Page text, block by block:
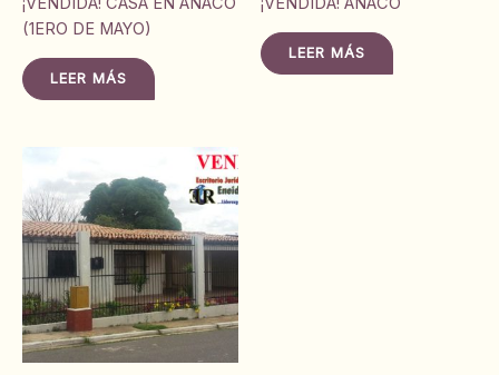
(1ERO DE MAYO)
LEER MÁS
LEER MÁS